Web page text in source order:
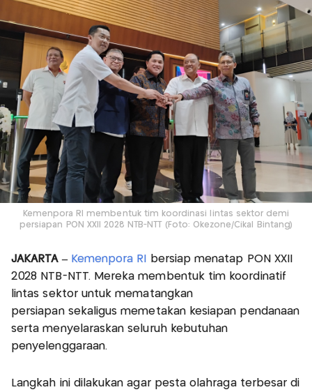
Kemenpora RI membentuk tim koordinasi lintas sektor demi
persiapan PON XXII 2028 NTB-NTT (Foto: Okezone/Cikal Bintang)
JAKARTA – Kemenpora RI
bersiap menatap PON XXII
2028 NTB-NTT. Mereka membentuk tim koordinatif
lintas sektor untuk mematangkan
persiapan sekaligus memetakan kesiapan pendanaan
serta menyelaraskan seluruh kebutuhan
penyelenggaraan.
Langkah ini dilakukan agar pesta olahraga terbesar di